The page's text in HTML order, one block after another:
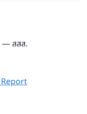
— สสส.